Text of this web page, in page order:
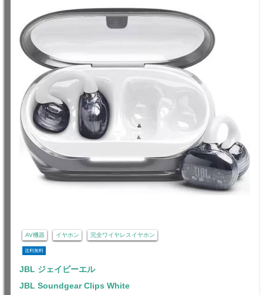
AV機器 イヤホン 完全ワイヤレスイヤホン
送料無料
JBL ジェイビーエル
JBL Soundgear Clips White